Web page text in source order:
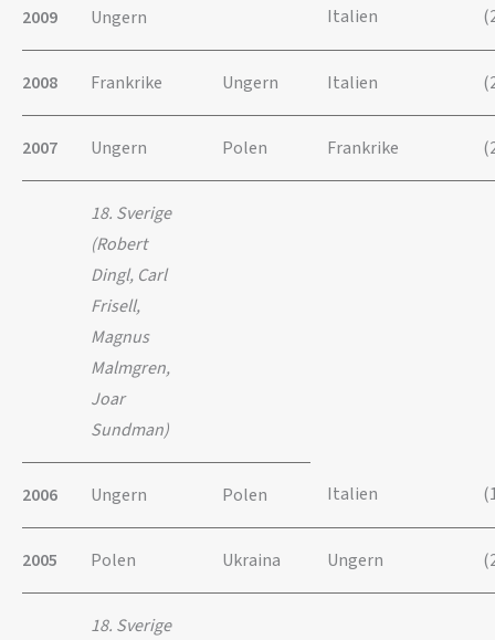
2009 Ungern Italien
2008 Frankrike Ungern Italien
2007 Ungern Polen Frankrike
18. Sverige
(Robert
Dingl, Carl
Frisell,
Magnus
Malmgren,
Joar
Sundman)
2006 Ungern Polen Italien
2005 Polen Ukraina Ungern
18. Sverige